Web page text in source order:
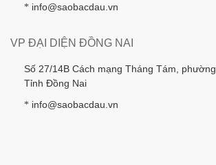
* info@saobacdau.vn
VP ĐẠI DIỆN ĐỒNG NAI
Số 27/14B Cách mạng Tháng Tám, phường
Tỉnh Đồng Nai
* info@saobacdau.vn